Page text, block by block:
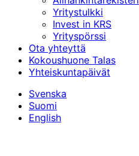
Yritystulkki
Invest in KRS
Yrityspörssi
Ota yhteyttä
Kokoushuone Talas
Yhteiskuntapäivät
Svenska
Suomi
English